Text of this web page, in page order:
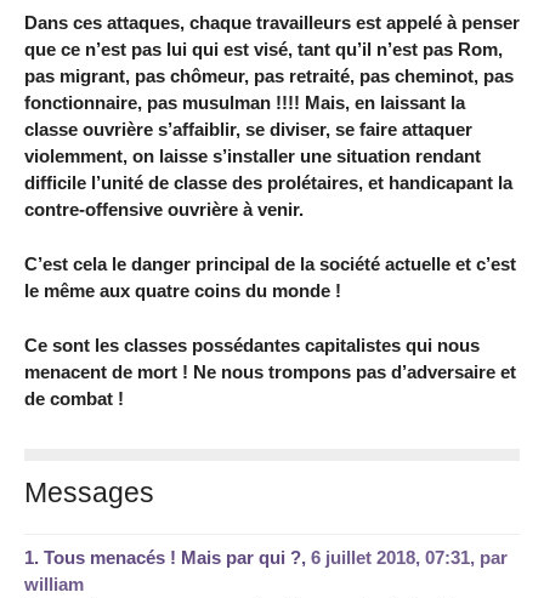
Dans ces attaques, chaque travailleurs est appelé à penser
que ce n’est pas lui qui est visé, tant qu’il n’est pas Rom,
pas migrant, pas chômeur, pas retraité, pas cheminot, pas
fonctionnaire, pas musulman !!!! Mais, en laissant la
classe ouvrière s’affaiblir, se diviser, se faire attaquer
violemment, on laisse s’installer une situation rendant
difficile l’unité de classe des prolétaires, et handicapant la
contre-offensive ouvrière à venir.
C’est cela le danger principal de la société actuelle et c’est
le même aux quatre coins du monde !
Ce sont les classes possédantes capitalistes qui nous
menacent de mort ! Ne nous trompons pas d’adversaire et
de combat !
Messages
1. Tous menacés ! Mais par qui ?, 6 juillet 2018, 07:31, par
william